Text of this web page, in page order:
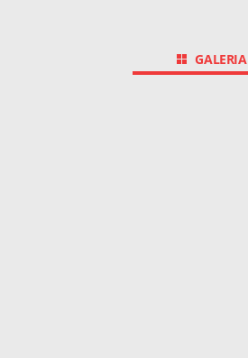
GALERIA